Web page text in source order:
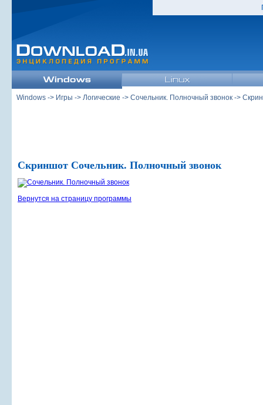
Windows -> Игры -> Логические -> Сочельник. Полночный звонок ->
Скриншот Сочельник. Полночный звонок
Вернутся на страницу программы